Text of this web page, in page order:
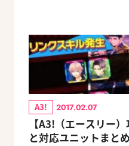
A3! 2017.02.07
【A3!（エースリー
と対応ユニットまと